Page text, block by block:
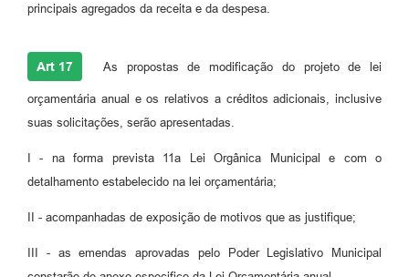
principais agregados da receita e da despesa.
Art 17 As propostas de modificação do projeto de lei
orçamentária anual e os relativos a créditos adicionais, inclusive
suas solicitações, serão apresentadas.
I - na forma prevista 11a Lei Orgânica Municipal e com o
detalhamento estabelecido na lei orçamentária;
II - acompanhadas de exposição de motivos que as justifique;
III - as emendas aprovadas pelo Poder Legislativo Municipal